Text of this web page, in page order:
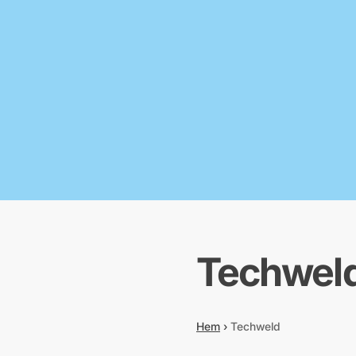
Hem › Techweld